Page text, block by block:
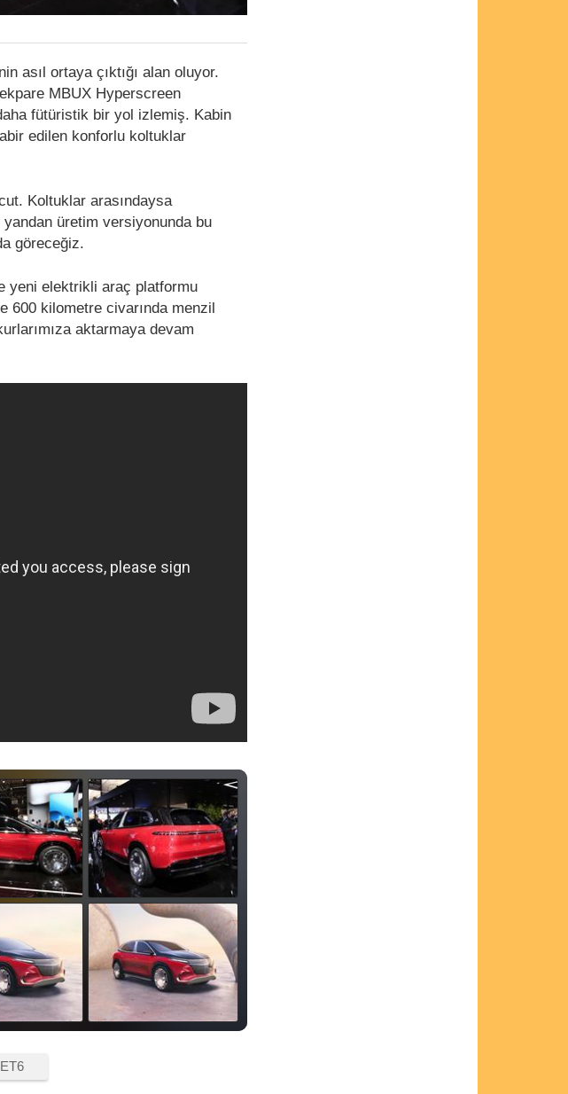
asıl ortaya çıktığı alan oluyor.
MBUX Hyperscreen
fütüristik bir yol izlemiş. Kabin
edilen konforlu koltuklar
Koltuklar arasındaysa
üretim versiyonunda bu
göreceğiz.
yeni elektrikli araç platformu
600 kilometre civarında menzil
aktarmaya devam